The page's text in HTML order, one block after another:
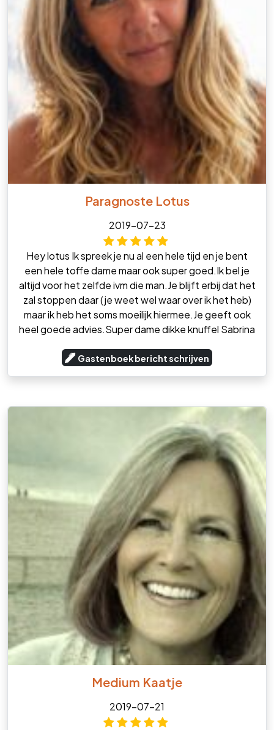
Paragnoste Lotus
2019-07-23
Hey lotus Ik spreek je nu al een hele tijd en je bent
een hele toffe dame maar ook super goed.Ik bel je
altijd voor het zelfde ivm die man.Je blijft erbij dat het
zal stoppen daar (je weet wel waar over ik het heb)
maar ik heb het soms moeilijk hiermee.Je geeft ook
heel goede advies.Super dame dikke knuffel Sabrina
Gastenboek bericht schrijven
Medium Kaatje
2019-07-21